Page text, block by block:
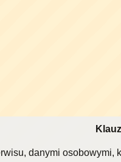
danymi osobowymi,